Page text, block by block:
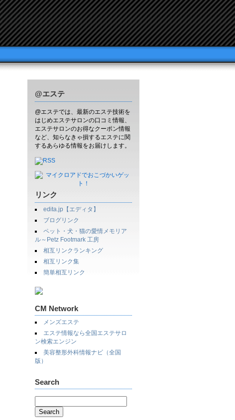
@エステ
@エステでは、最新のエステ技術を
はじめエステサロンの口コミ情報、
エステサロンのお得なクーポン情報
など、知らなきゃ損するエステに関
するあらゆる情報をお届けします。
リンク
edita.jp【エディタ】
ブログリンク
ペット・犬・猫の愛情メモリア
ル～Petz Footmark 工房
相互リンクランキング
相互リンク集
簡単相互リンク
CM Network
メンズエステ
エステ情報なら全国エステサロ
ン検索エンジン
美容整形外科情報ナビ（全国
版）
Search